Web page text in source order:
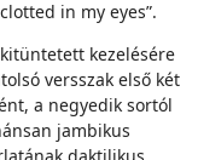
in my eyes”.
kezelésére
versszak első két
a negyedik sortól
jambikus